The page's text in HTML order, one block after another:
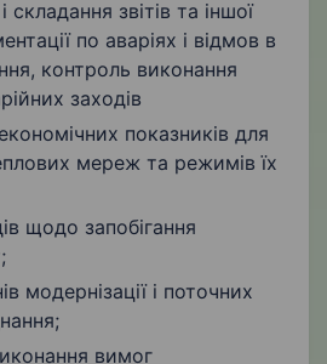
складання звітів та іншої
по аваріях і відмов в
контроль виконання
заходів
показників для
мереж та режимів їх
щодо запобігання
модернізації і поточних
вимог